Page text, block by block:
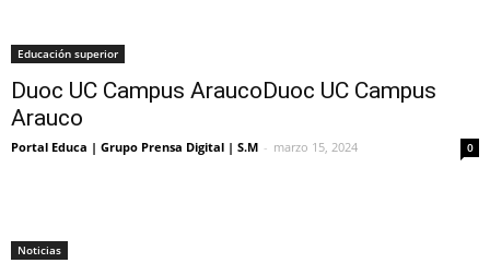
Educación superior
Duoc UC Campus AraucoDuoc UC Campus
Arauco
Portal Educa | Grupo Prensa Digital | S.M - marzo 15, 2024 0
Noticias